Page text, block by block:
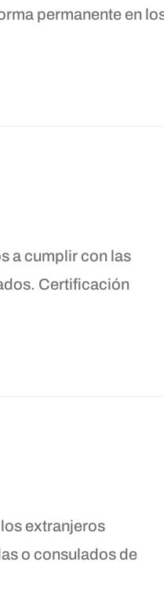
permanente en
a cumplir con las
Certificación
extranjeros
o consulados de